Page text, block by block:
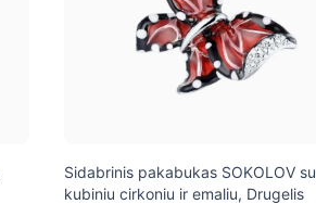
Sidabrinis pakabukas SOKOLOV su
kubiniu cirkoniu ir emaliu, Drugelis